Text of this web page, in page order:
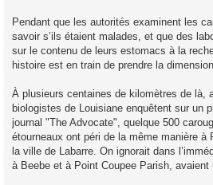
Pendant que les autorités examinent les
savoir s’ils étaient malades, et que des
sur le contenu de leurs estomacs à la
histoire est en train de prendre la
À plusieurs centaines de kilomètres de là,
biologistes de Louisiane enquêtent sur un
journal "The Advocate", quelque 500
étourneaux ont péri de la même manière à
la ville de Labarre. On ignorait dans
à Beebe et à Point Coupee Parish, avaient